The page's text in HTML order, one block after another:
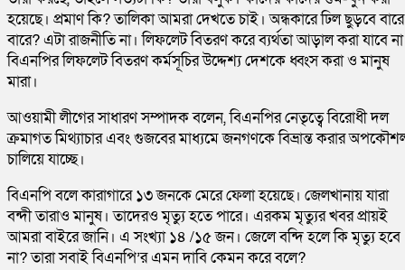
হয়েছে। প্রমাণ কি? তালিকা আমরা দেখতে চাই। অন্ধকারে ঢিল ছুড়বে বারে
বারে? এটা রাজনীতি না। লিফলেট বিতরণ করে ব্যর্থতা আড়াল করা যাবে
বিএনপির লিফলেট বিতরণ কর্মসূচির উদ্দেশ্য দেশকে ধ্বংস করা ও মানুষ
মারা।
আওয়ামী লীগের সাধারণ সম্পাদক বলেন, বিএনপির নেতৃত্বে বিরোধী দল
ক্রমাগত মিথ্যাচার এবং গুজবের মাধ্যমে জনগণকে বিভ্রান্ত করার
চালিয়ে যাচ্ছে।
বিএনপি বলে কারাগারে ১৩ জনকে মেরে ফেলা হয়েছে। জেলখানায় যারা
বন্দী তারাও মানুষ। তাদেরও মৃত্যু হতে পারে। এরকম মৃত্যুর খবর প্রায়ই
আমরা বাইরে জানি। এ সংখ্যা ১৪ /১৫ জন। জেলে বন্দি হলে কি মৃত্যু হবে
না? তারা সবাই বিএনপি’র এমন দাবি কেমন করে বলে?